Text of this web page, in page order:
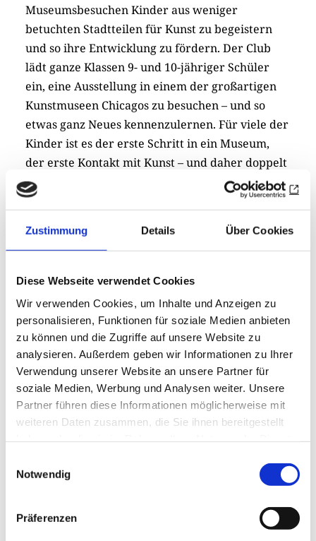
Zustimmung Details Über Cookies
Diese Webseite verwendet Cookies
Wir verwenden Cookies, um Inhalte und Anzeigen zu
personalisieren, Funktionen für soziale Medien anbieten
zu können und die Zugriffe auf unsere Website zu
analysieren. Außerdem geben wir Informationen zu Ihrer
Verwendung unserer Website an unsere Partner für
soziale Medien, Werbung und Analysen weiter. Unsere
Partner führen diese Informationen möglicherweise mit
weiteren Daten zusammen, die Sie ihnen bereitgestellt
Notwendig
Präferenzen
Museumsbesuchen Kinder aus weniger
betuchten Stadtteilen für Kunst zu begeistern
und so ihre Entwicklung zu fördern. Der Club
lädt ganze Klassen 9- und 10-jähriger Schüler
ein, eine Ausstellung in einem der großartigen
Kunstmuseen Chicagos zu besuchen – und so
etwas ganz Neues kennenzulernen. Für viele der
Kinder ist es der erste Schritt in ein Museum,
der erste Kontakt mit Kunst – und daher doppelt
aufregend.
Zusammen mit den Lehrern wird eine Rundum-
Tour geplant oder ein Thema entwickelt, das
Abstraktes oder völlig ungewohnt Traditionelles
Richtungen. Danach werden die Kinder
aufgefordert zu reflektieren, was sie gesehen
und erlebt haben.
Kinder fördern
„Es ist unglaublich berührend, was die Kinder
Dorgan und Cliff Harstad. Und Gerald ergänzt:
durchs Museum of Contemporary Art strich ein
kleiner Junge ein großes rotes Viereck auf sein